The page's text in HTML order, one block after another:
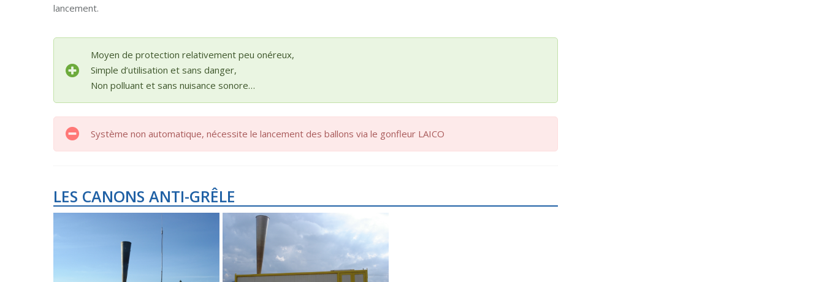
lancement.
Moyen de protection relativement peu onéreux,
Simple d’utilisation et sans danger,
Non polluant et sans nuisance sonore…
Système non automatique, nécessite le lancement des ballons via le gonfleur LAICO
LES CANONS ANTI-GRÊLE